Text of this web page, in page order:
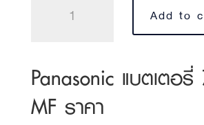
แบตเตอรี่
MF
quantity
Add to
Panasonic แบตเตอรี่
MF ราคา